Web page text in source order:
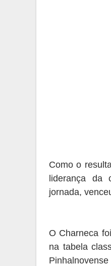
Como o
liderança da
jornada,
O Charneca foi
na tabela
Pinhalnovense